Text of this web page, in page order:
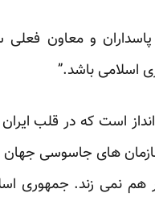
و معاون
اسلامی باشد.”
انداز است که در
های جاسوسی جهان
نمی زند. جمهوری